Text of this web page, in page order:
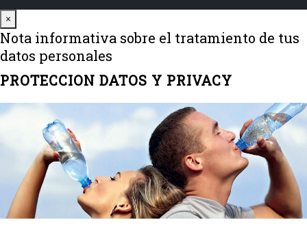
×
Nota informativa sobre el tratamiento de tus
datos personales
PROTECCION DATOS Y PRIVACY